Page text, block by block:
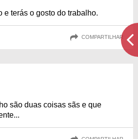
e terás o gosto do trabalho.
COMPARTILHAR
são duas coisas sãs e que